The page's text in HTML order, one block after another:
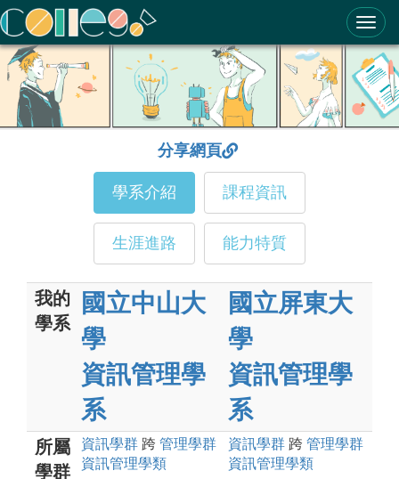
ColleGo! 大學選才與高中育才輔助系統
分享網頁
學系介紹 課程資訊
生涯進路 能力特質
我的
學系
國立中山大
學
資訊管理學
系
國立屏東大
學
資訊管理學
系
所屬
學群
資訊學群 跨 管理學群
資訊管理學類
資訊學群 跨 管理學群
資訊管理學類